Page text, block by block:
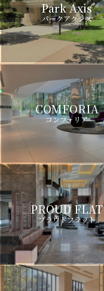
Park Axis
パークアクシス
COMFORIA
コンフォリア
PROUD FLAT
プラウドフラット